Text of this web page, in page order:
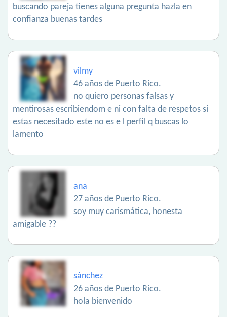
buscando pareja tienes alguna pregunta hazla en
confianza buenas tardes
vilmy
46 años de Puerto Rico.
no quiero personas falsas y
mentirosas escribiendom e ni con falta de respetos si
estas necesitado este no es e l perfil q buscas lo
lamento
ana
27 años de Puerto Rico.
soy muy carismática, honesta
amigable ??
sánchez
26 años de Puerto Rico.
hola bienvenido